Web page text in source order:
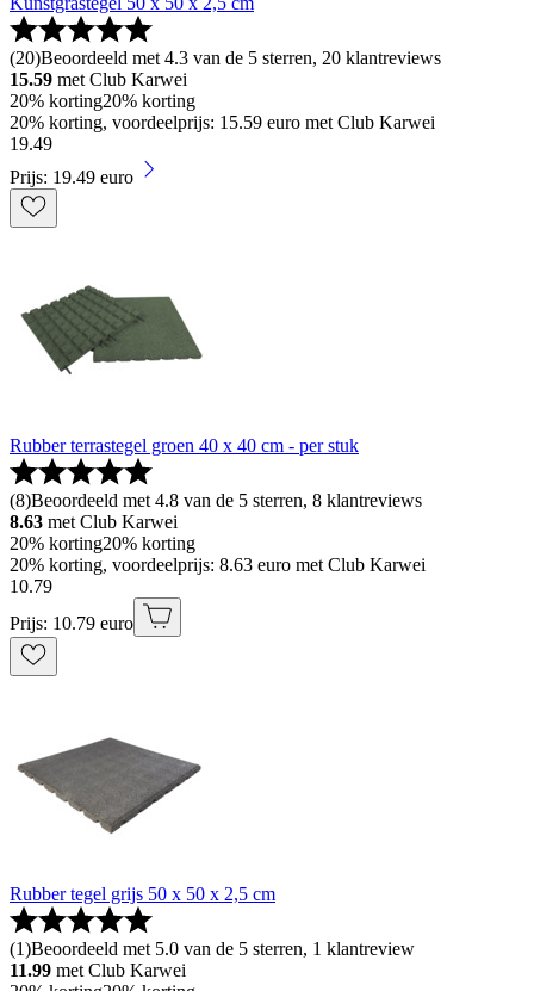
(20)Beoordeeld met 4.3 van de 5 sterren, 20 klantreviews
15.59 met Club Karwei
20% korting20% korting
20% korting, voordeelprijs: 15.59 euro met Club Karwei
19.49
Prijs: 19.49 euro
Rubber terrastegel groen 40 x 40 cm - per stuk
(8)Beoordeeld met 4.8 van de 5 sterren, 8 klantreviews
8.63 met Club Karwei
20% korting20% korting
20% korting, voordeelprijs: 8.63 euro met Club Karwei
10.79
Prijs: 10.79 euro
Rubber tegel grijs 50 x 50 x 2,5 cm
(1)Beoordeeld met 5.0 van de 5 sterren, 1 klantreview
11.99 met Club Karwei